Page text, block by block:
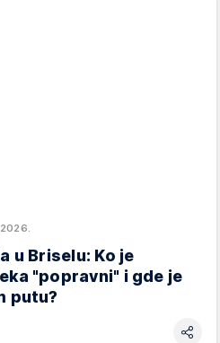
u Briselu: Ko je
"popravni" i gde je
putu?